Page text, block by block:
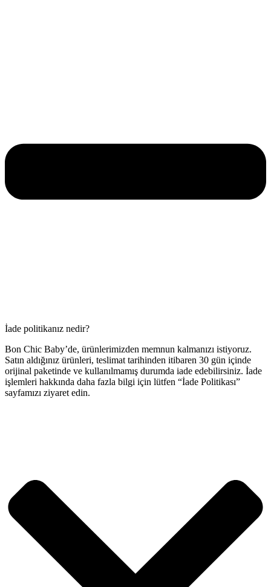
İade politikanız nedir?
Bon Chic Baby’de, ürünlerimizden memnun kalmanızı istiyoruz.
Satın aldığınız ürünleri, teslimat tarihinden itibaren 30 gün içinde
orijinal paketinde ve kullanılmamış durumda iade edebilirsiniz. İade
işlemleri hakkında daha fazla bilgi için lütfen “İade Politikası”
sayfamızı ziyaret edin.